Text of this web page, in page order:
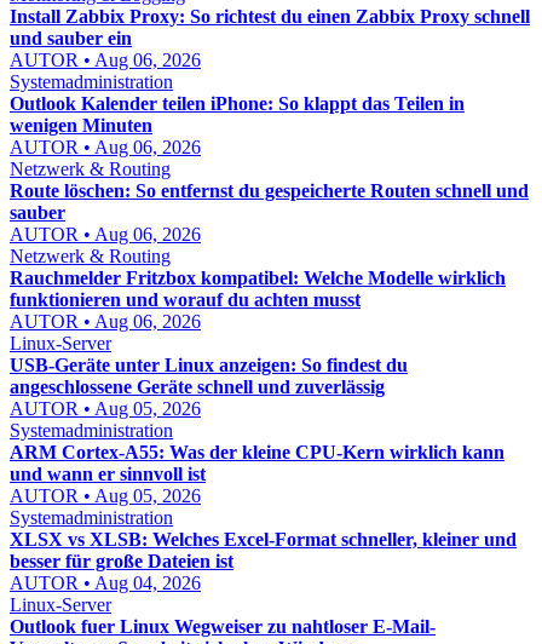
Install Zabbix Proxy: So richtest du einen Zabbix Proxy schnell
und sauber ein
AUTOR • Aug 06, 2026
Systemadministration
Outlook Kalender teilen iPhone: So klappt das Teilen in
wenigen Minuten
AUTOR • Aug 06, 2026
Netzwerk & Routing
Route löschen: So entfernst du gespeicherte Routen schnell und
sauber
AUTOR • Aug 06, 2026
Netzwerk & Routing
Rauchmelder Fritzbox kompatibel: Welche Modelle wirklich
funktionieren und worauf du achten musst
AUTOR • Aug 06, 2026
Linux-Server
USB-Geräte unter Linux anzeigen: So findest du
angeschlossene Geräte schnell und zuverlässig
AUTOR • Aug 05, 2026
Systemadministration
ARM Cortex-A55: Was der kleine CPU-Kern wirklich kann
und wann er sinnvoll ist
AUTOR • Aug 05, 2026
Systemadministration
XLSX vs XLSB: Welches Excel-Format schneller, kleiner und
besser für große Dateien ist
AUTOR • Aug 04, 2026
Linux-Server
Outlook fuer Linux Wegweiser zu nahtloser E-Mail-